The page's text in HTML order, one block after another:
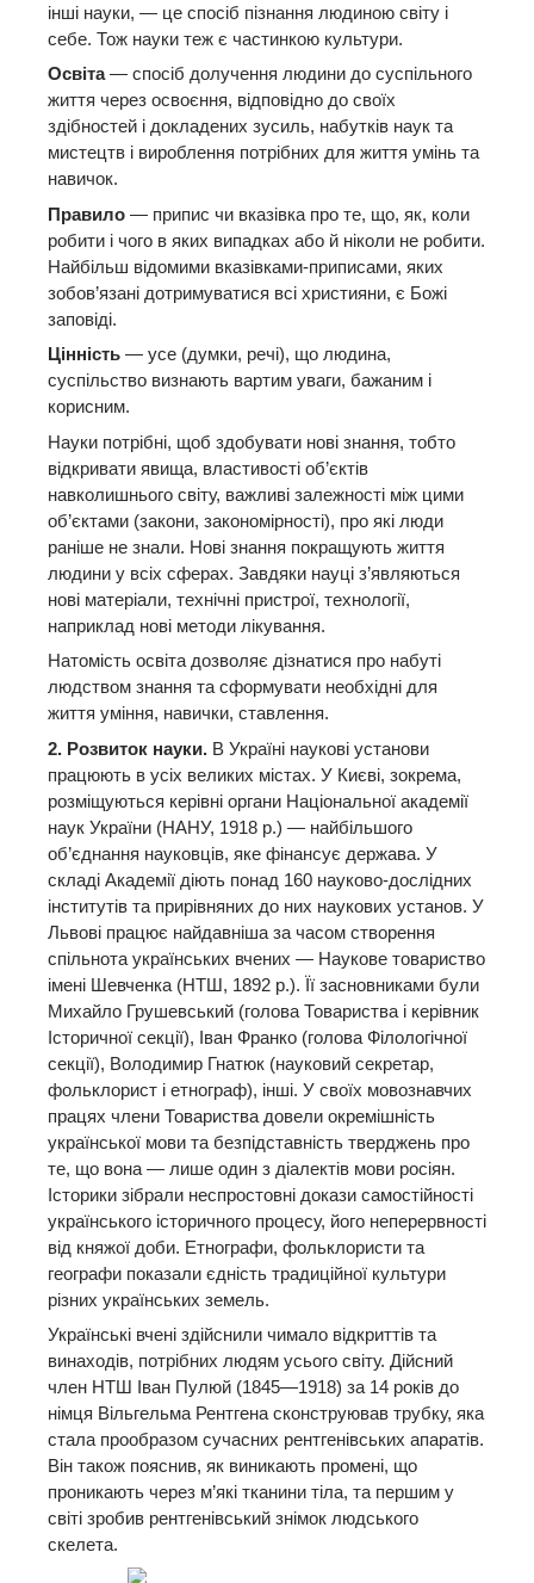
інші науки, — це спосіб пізнання людиною світу і
себе. Тож науки теж є частинкою культури.
Освіта— спосіб долучення людини до суспільного
життя через освоєння, відповідно до своїх
здібностей і докладених зусиль, набутків наук та
мистецтв і вироблення потрібних для життя умінь та
навичок.
Правило — припис чи вказівка про те, що, як, коли
робити і чого в яких випадках або й ніколи не робити.
Найбільш відомими вказівками-приписами, яких
зобов’язані дотримуватися всі християни, є Божі
заповіді.
Цінність — усе (думки, речі), що людина,
суспільство визнають вартим уваги, бажаним і
корисним.
Науки потрібні, щоб здобувати нові знання, тобто
відкривати явища, властивості об’єктів
навколишнього світу, важливі залежності між цими
об’єктами (закони, закономірності), про які люди
раніше не знали. Нові знання покращують життя
людини у всіх сферах. Завдяки науці з’являються
нові матеріали, технічні пристрої, технології,
наприклад нові методи лікування.
Натомість освіта дозволяє дізнатися про набуті
людством знання та сформувати необхідні для
життя уміння, навички, ставлення.
2. Розвиток науки. В Україні наукові установи
працюють в усіх великих містах. У Києві, зокрема,
розміщуються керівні органи Національної академії
наук України (НАНУ, 1918 р.) — найбільшого
об’єднання науковців, яке фінансує держава. У
складі Академії діють понад 160 науково-дослідних
інститутів та прирівняних до них наукових установ. У
Львові працює найдавніша за часом створення
спільнота українських вчених — Наукове товариство
імені Шевченка (НТШ, 1892 р.). Її засновниками були
Михайло Грушевський (голова Товариства і керівник
Історичної секції), Іван Франко (голова Філологічної
секції), Володимир Гнатюк (науковий секретар,
фольклорист і етнограф), інші. У своїх мовознавчих
працях члени Товариства довели окремішність
української мови та безпідставність тверджень про
те, що вона — лише один з діалектів мови росіян.
Історики зібрали неспростовні докази самостійності
українського історичного процесу, його неперервності
від княжої доби. Етнографи, фольклористи та
географи показали єдність традиційної культури
різних українських земель.
Українські вчені здійснили чимало відкриттів та
винаходів, потрібних людям усього світу. Дійсний
член НТШ Іван Пулюй (1845—1918) за 14 років до
німця Вільгельма Рентгена сконструював трубку, яка
стала прообразом сучасних рентгенівських апаратів.
Він також пояснив, як виникають промені, що
проникають через м’які тканини тіла, та першим у
світі зробив рентгенівський знімок людського
скелета.